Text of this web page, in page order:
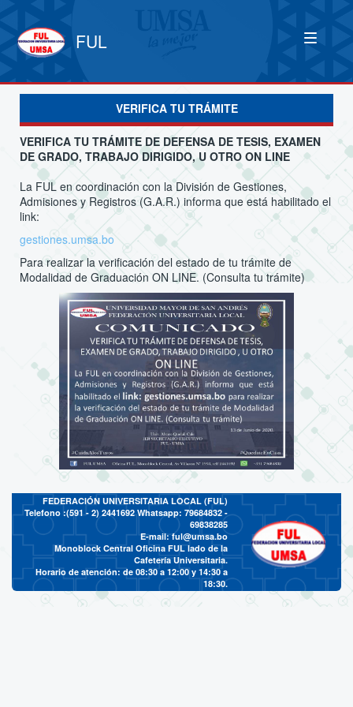
FUL
VERIFICA TU TRÁMITE
VERIFICA TU TRÁMITE DE DEFENSA DE TESIS, EXAMEN
DE GRADO, TRABAJO DIRIGIDO, U OTRO ON LINE
La FUL en coordinación con la División de Gestiones,
Admisiones y Registros (G.A.R.) informa que está habilitado el
link:
gestiones.umsa.bo
Para realizar la verificación del estado de tu trámite de
Modalidad de Graduación ON LINE. (Consulta tu trámite)
FEDERACIÓN UNIVERSITARIA LOCAL (FUL)
Telefono :(591 - 2) 2441692 Whatsapp: 79684832 -
69838285
E-mail:ful@umsa.bo
Monoblock Central Oficina FUL lado de la
Cafetería Universitaria.
Horario de atención: de 08:30 a 12:00 y 14:30 a
18:30.